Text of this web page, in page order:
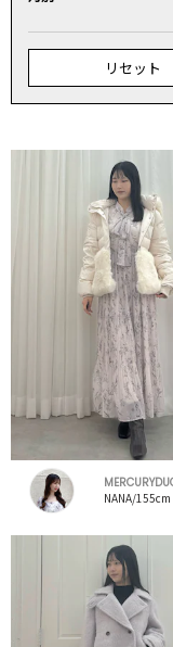
リセット
NANA/155cm